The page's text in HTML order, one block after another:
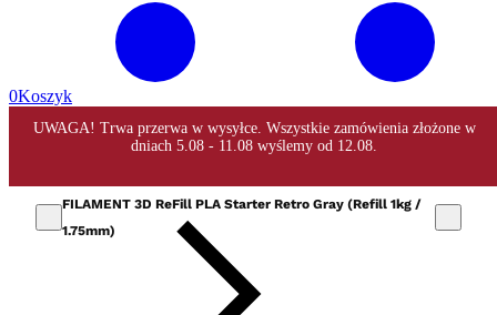
0Koszyk
FILAMENT 3D ReFill PLA Starter Retro Gray (Refill 1kg /
1.75mm)